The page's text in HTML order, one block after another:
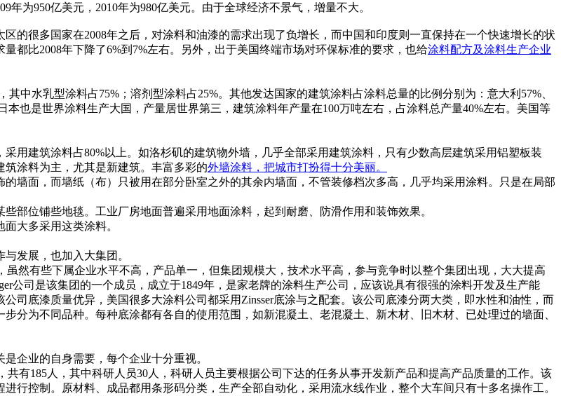
为950亿美元，2010年为980亿美元。由于全球经济不景气，增量不大。
的很多国家在2008年之后，对涂料和油漆的需求出现了负增长，而中国和印度则一直保持在一个快速增长的状
都比2008年下降了6%到7%左右。另外，出于美国终端市场对环保标准的要求，也给涂料配方及涂料生产企业
中水乳型涂料占75%；溶剂型涂料占25%。其他发达国家的建筑涂料占涂料总量的比例分别为：意大利57%、
本也是世界涂料生产大国，产量居世界第三，建筑涂料年产量在100万吨左右，占涂料总产量40%左右。美国等
用建筑涂料占80%以上。如洛杉矶的建筑物外墙，几乎全部采用建筑涂料，只有少数高层建筑采用铝塑板装
涂料为主，尤其是新建筑。丰富多彩的外墙涂料 ，把城市打扮得十分美丽。
墙面，而墙纸（布）只被用在部分卧室之外的其余内墙面，不管装修档次多高，几乎均采用涂料。只是在局部
部位铺些地毯。工业厂房地面普遍采用地面涂料，起到耐磨、防滑作用和装饰效果。
大多采用这类涂料。
发展，也加入大集团。
然有些下属企业水平不高，产品单一，但集团规模大，技术水平高，参与竞争时以整个集团出现，大大提高
公司是该集团的一个成员，成立于1849年，是家老牌的涂料生产公司，应该说具有很强的涂料开发及生产能
司底漆质量优异，美国很多大涂料公司都采用Zinsser底涂与之配套。该公司底漆分两大类，即水性和油性，而
分为不同品种。每种底涂都有各自的使用范围，如新混凝土、老混凝土、新木材、旧木材、已处理过的墙面、
企业的自身需要，每个企业十分重视。
有185人，其中科研人员30人，科研人员主要根据公司下达的任务从事开发新产品和提高产品质量的工作。该
行控制。原材料、成品都用条形码分类，生产全部自动化，采用流水线作业，整个大车间只有十多名操作工。